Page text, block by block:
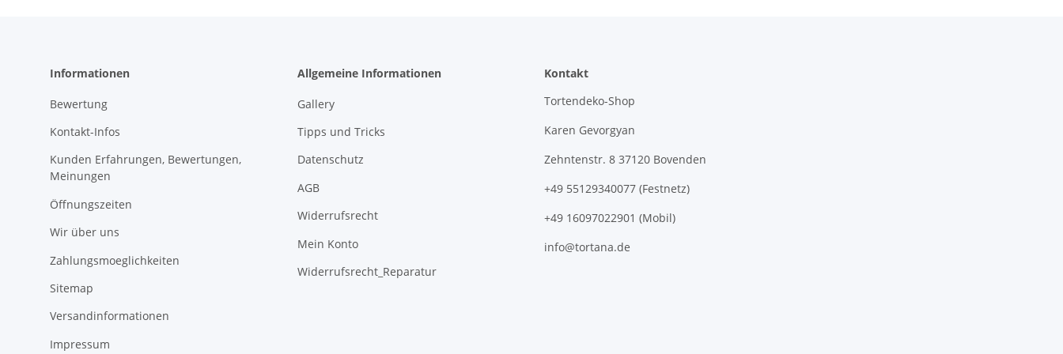
Informationen
Bewertung
Kontakt-Infos
Kunden Erfahrungen, Bewertungen,
Meinungen
Öffnungszeiten
Wir über uns
Zahlungsmoeglichkeiten
Sitemap
Versandinformationen
Impressum
Allgemeine Informationen
Gallery
Tipps und Tricks
Datenschutz
AGB
Widerrufsrecht
Mein Konto
Widerrufsrecht_Reparatur
Kontakt
Tortendeko-Shop
Karen Gevorgyan
Zehntenstr. 8 37120 Bovenden
+49 55129340077 (Festnetz)
+49 16097022901 (Mobil)
info@tortana.de